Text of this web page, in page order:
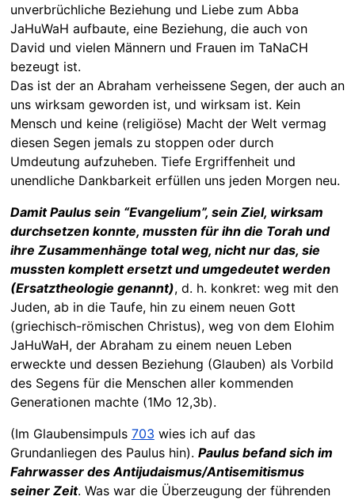
unverbrüchliche Beziehung und Liebe zum Abba
JaHuWaH aufbaute, eine Beziehung, die auch von
David und vielen Männern und Frauen im TaNaCH
bezeugt ist.
Das ist der an Abraham verheissene Segen, der auch an
uns wirksam geworden ist, und wirksam ist. Kein
Mensch und keine (religiöse) Macht der Welt vermag
diesen Segen jemals zu stoppen oder durch
Umdeutung aufzuheben. Tiefe Ergriffenheit und
unendliche Dankbarkeit erfüllen uns jeden Morgen neu.
Damit Paulus sein “Evangelium”, sein Ziel, wirksam
durchsetzen konnte, mussten für ihn die Torah und
ihre Zusammenhänge total weg, nicht nur das, sie
mussten komplett ersetzt und umgedeutet werden
(Ersatztheologie genannt), d. h. konkret: weg mit den
Juden, ab in die Taufe, hin zu einem neuen Gott
(griechisch-römischen Christus), weg von dem Elohim
JaHuWaH, der Abraham zu einem neuen Leben
erweckte und dessen Beziehung (Glauben) als Vorbild
des Segens für die Menschen aller kommenden
Generationen machte (1Mo 12,3b).
(Im Glaubensimpuls 703 wies ich auf das
Grundanliegen des Paulus hin). Paulus befand sich im
Fahrwasser des Antijudaismus/Antisemitismus
seiner Zeit. Was war die Überzeugung der führenden